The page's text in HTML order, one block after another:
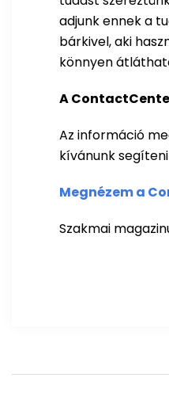
adjunk ennek a
bárkivel, aki
könnyen
A
Az információ
kívánunk
Megnézem a
Szakmai